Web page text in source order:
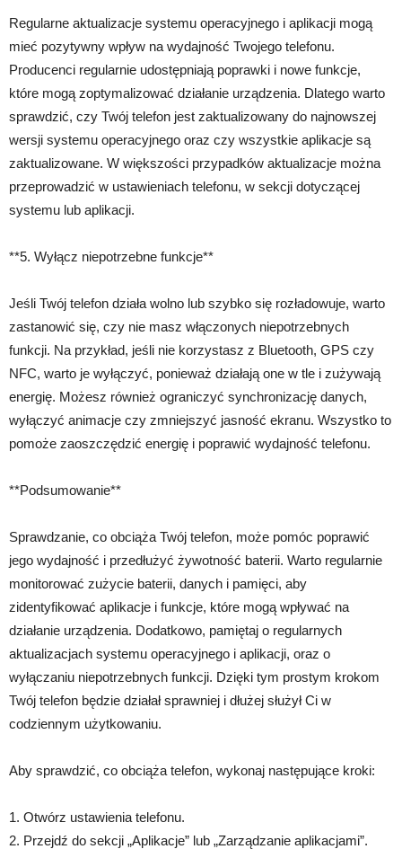
Regularne aktualizacje systemu operacyjnego i aplikacji mogą
mieć pozytywny wpływ na wydajność Twojego telefonu.
Producenci regularnie udostępniają poprawki i nowe funkcje,
które mogą zoptymalizować działanie urządzenia. Dlatego warto
sprawdzić, czy Twój telefon jest zaktualizowany do najnowszej
wersji systemu operacyjnego oraz czy wszystkie aplikacje są
zaktualizowane. W większości przypadków aktualizacje można
przeprowadzić w ustawieniach telefonu, w sekcji dotyczącej
systemu lub aplikacji.
**5. Wyłącz niepotrzebne funkcje**
Jeśli Twój telefon działa wolno lub szybko się rozładowuje, warto
zastanowić się, czy nie masz włączonych niepotrzebnych
funkcji. Na przykład, jeśli nie korzystasz z Bluetooth, GPS czy
NFC, warto je wyłączyć, ponieważ działają one w tle i zużywają
energię. Możesz również ograniczyć synchronizację danych,
wyłączyć animacje czy zmniejszyć jasność ekranu. Wszystko to
pomoże zaoszczędzić energię i poprawić wydajność telefonu.
**Podsumowanie**
Sprawdzanie, co obciąża Twój telefon, może pomóc poprawić
jego wydajność i przedłużyć żywotność baterii. Warto regularnie
monitorować zużycie baterii, danych i pamięci, aby
zidentyfikować aplikacje i funkcje, które mogą wpływać na
działanie urządzenia. Dodatkowo, pamiętaj o regularnych
aktualizacjach systemu operacyjnego i aplikacji, oraz o
wyłączaniu niepotrzebnych funkcji. Dzięki tym prostym krokom
Twój telefon będzie działał sprawniej i dłużej służył Ci w
codziennym użytkowaniu.
Aby sprawdzić, co obciąża telefon, wykonaj następujące kroki:
1. Otwórz ustawienia telefonu.
2. Przejdź do sekcji „Aplikacje” lub „Zarządzanie aplikacjami”.